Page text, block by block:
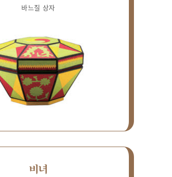
바느질 상자
비녀